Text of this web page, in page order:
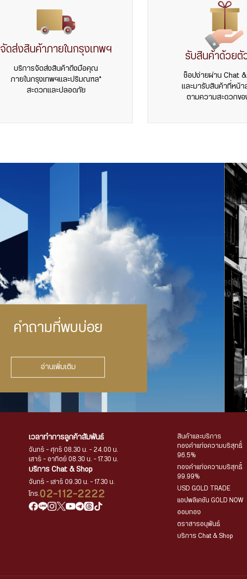
จัดส่งสินค้าภายในกรุงเทพฯ
บริการจัดส่งสินค้าถึงมือคุณ
ภายในกรุงเทพฯและปริมณฑล*
สะดวกและปลอดภัย
รับสินค้าด้วยตั
ช็อปง่ายผ่าน Chat &
และมารับสินค้าที่หน้า
ตามความสะดวกขอ
คำถามที่พบบ่อย
อ่านเพิ่มเติม
เวลาทำการลูกค้าสัมพันธ์
จันทร์ - ศุกร์ 08.30 น. - 24.00 น.
เสาร์ - อาทิตย์ 08.30 น. - 17.30 น.
บริการ Chat & Shop
จันทร์ - เสาร์ 09.30 น. - 17.30 น.
โทร.02-112-2222
สินค้าและบริการ
ทองคำแท่งความบริสุทธิ์
96.5%
ทองคำแท่งความบริสุทธิ์
99.99%
USD GOLD TRADE
แอปพลิเคชัน GOLD NOW
ออมทอง
ตราสารอนุพันธ์
บริการ Chat & Shop